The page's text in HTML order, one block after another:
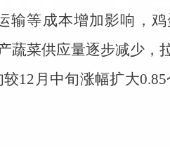
输等成本增加影响，
蔬菜供应量逐步减少
12月中旬涨幅扩大